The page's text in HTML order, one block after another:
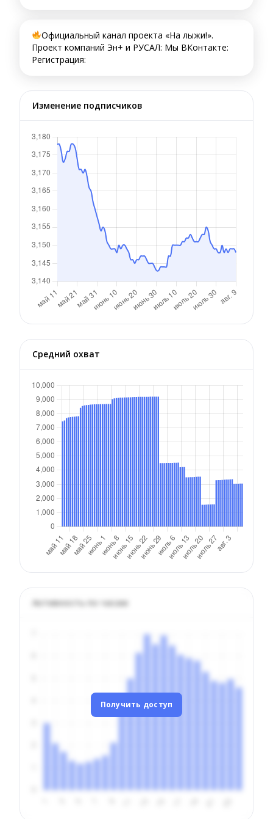
Официальный канал проекта «На лыжи!».
Проект компаний Эн+ и РУСАЛ: Мы ВКонтакте:
Регистрация:
Изменение подписчиков
Средний охват
Активность по часам
Получить доступ